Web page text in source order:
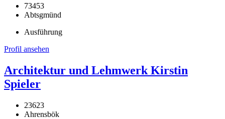
73453
Abtsgmünd
Ausführung
Profil ansehen
Architektur und Lehmwerk Kirstin
Spieler
23623
Ahrensbök